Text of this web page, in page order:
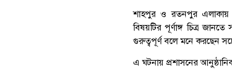
শাহপুর ও রতনপুর এলাকায়
বিষয়টির পূর্ণাঙ্গ চিত্র
গুরুত্বপূর্ণ বলে মনে করছেন
এ ঘটনায় প্রশাসনের